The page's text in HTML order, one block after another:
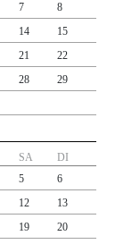
7
8
14
15
21
22
28
29
SA
DI
5
6
12
13
19
20